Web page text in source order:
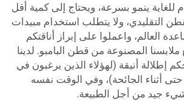
للغاية ينمو بسرعة، ويحتاج إلى كمية أقل
التقليدي، ولا يتطلب استخدام مبيدات
العالم، واعملوا على إبراز أناقتكم
المصنوعة من قطن البامبو. لدينا
إطلالة أنيقة (لهؤلاء الذين يرغبون في
حتى أثناء الجائحة)، وفي الوقت نفسه
جيد من أجل الطبيعة.